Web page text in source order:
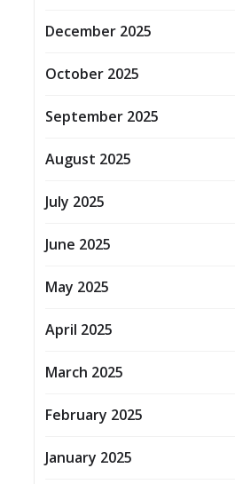
December 2025
October 2025
September 2025
August 2025
July 2025
June 2025
May 2025
April 2025
March 2025
February 2025
January 2025